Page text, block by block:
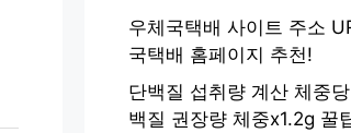
우체국택배 사이트 주소
국택배 홈페이지 추천!
단백질 섭취량 계산 체중
백질 권장량 체중x1.2g 꿀